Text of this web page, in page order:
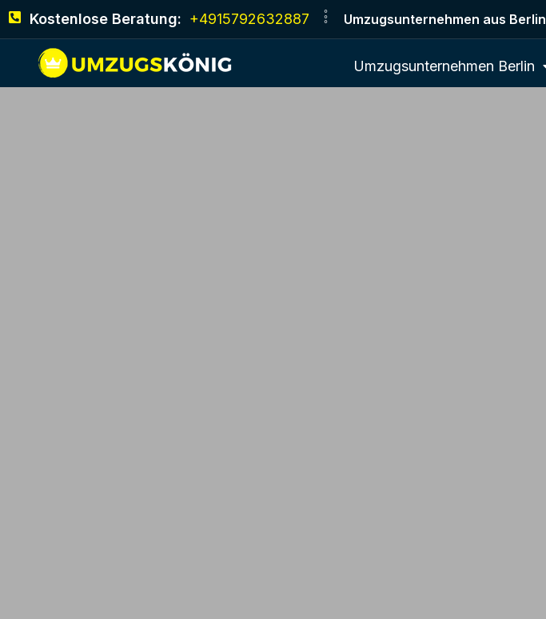
Kostenlose Beratung: +4915792632887 Umzugsunternehmen aus Berlin
Umzugsunternehmen Berlin